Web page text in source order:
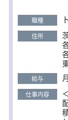
ている「
あれば 未経
い！ ＜大手ならではの充実した福利厚生＞ 頑張るス
タッフをし
厚生が充実
彰（5年・10
表彰」など、
の祝い金、
職種
住所
給与
仕事内容